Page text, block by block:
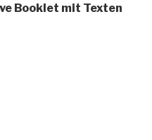
Booklet mit Texten